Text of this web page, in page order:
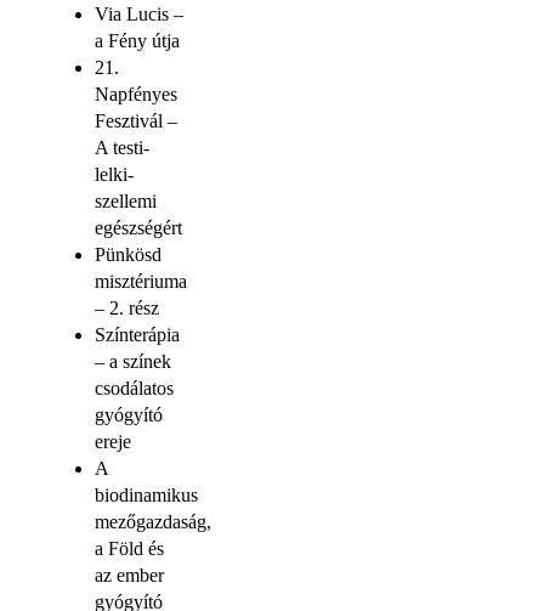
Via Lucis –
a Fény útja
21.
Napfényes
Fesztivál –
A testi-
lelki-
szellemi
egészségért
Pünkösd
misztériuma
– 2. rész
Színterápia
– a színek
csodálatos
gyógyító
ereje
A
biodinamikus
mezőgazdaság,
a Föld és
az ember
gyógyító